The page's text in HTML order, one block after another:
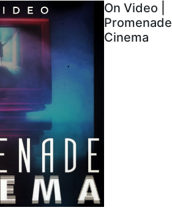
On Video |
Promenade
Cinema